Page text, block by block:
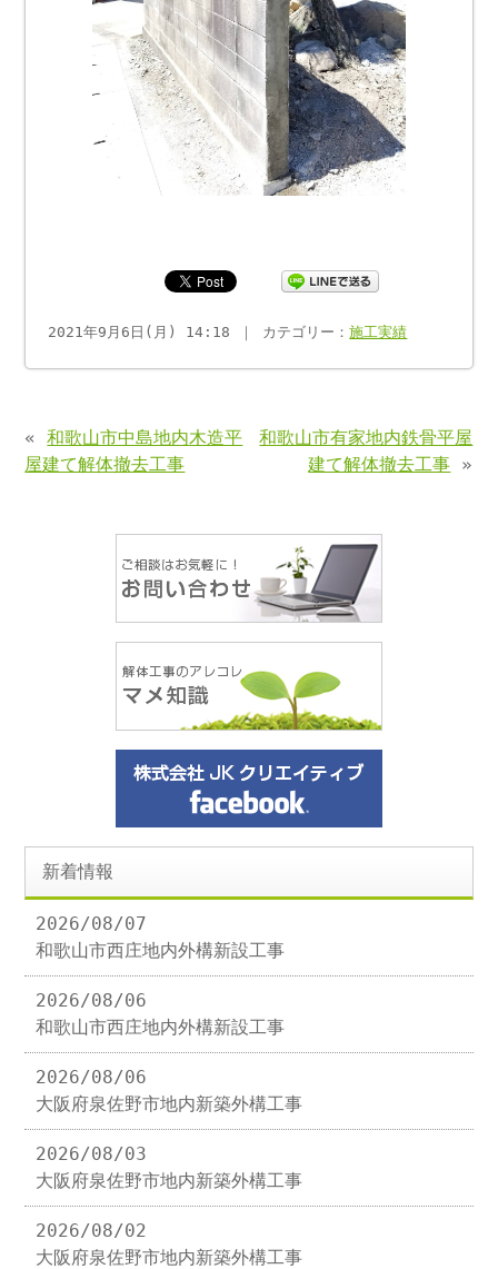
2021年9月6日(月) 14:18 ｜ カテゴリー：施工実績
«和歌山市中島地内木造平
屋建て解体撤去工事
和歌山市有家地内鉄骨平屋
建て解体撤去工事 »
新着情報
2026/08/07
和歌山市西庄地内外構新設工事
2026/08/06
和歌山市西庄地内外構新設工事
2026/08/06
大阪府泉佐野市地内新築外構工事
2026/08/03
大阪府泉佐野市地内新築外構工事
2026/08/02
大阪府泉佐野市地内新築外構工事